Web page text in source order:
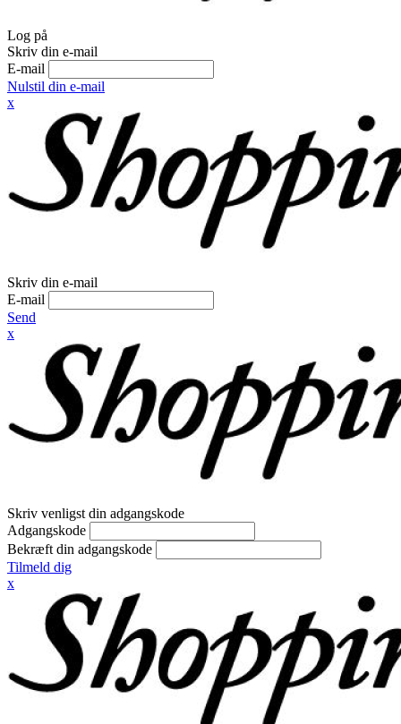
Log på
Skriv din e-mail
E-mail
Nulstil din e-mail
x
Skriv din e-mail
E-mail
Send
x
Skriv venligst din adgangskode
Adgangskode
Bekræft din adgangskode
Tilmeld dig
x